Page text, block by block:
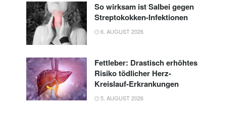
So wirksam ist Salbei gegen
Streptokokken-Infektionen
6. AUGUST 2026
Fettleber: Drastisch erhöhtes
Risiko tödlicher Herz-
Kreislauf-Erkrankungen
5. AUGUST 2026